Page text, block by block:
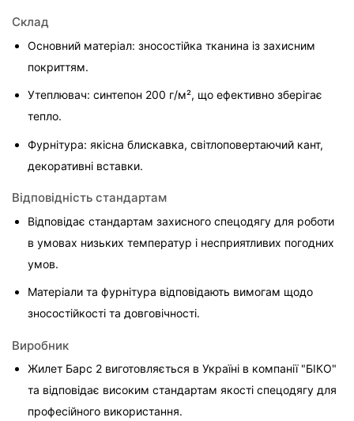
Склад
Основний матеріал: зносостійка тканина із захисним
покриттям.
Утеплювач: синтепон 200 г/м², що ефективно зберігає
тепло.
Фурнітура: якісна блискавка, світлоповертаючий кант,
декоративні вставки.
Відповідність стандартам
Відповідає стандартам захисного спецодягу для роботи
в умовах низьких температур і несприятливих погодних
умов.
Матеріали та фурнітура відповідають вимогам щодо
зносостійкості та довговічності.
Виробник
Жилет Барс 2 виготовляється в Україні в компанії "БІКО"
та відповідає високим стандартам якості спецодягу для
професійного використання.